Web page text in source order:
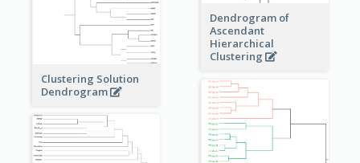
Clustering Solution
Dendrogram
Dendrogram of
Ascendant
Hierarchical
Clustering